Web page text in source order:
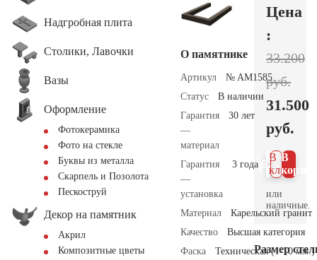
Надгробная плита
Столики, Лавочки
Вазы
Оформление
Фотокерамика
Фото на стекле
Буквы из металла
Скарпель и Позолота
Пескоструй
Декор на памятник
Акрил
Композитные цветы
О памятнике
Артикул
№ AM1585
Статус
В наличии
Гарантия
—
материал
30 лет
Гарантия
—
установка
3 года
Материал
Карельский гранит
Качество
Высшая категория
Фаска
Техническая (1-10 мм.)
Цена
:
33.200
руб.
31.500
руб.
В
В 1
клик
или
наличные.
Размер